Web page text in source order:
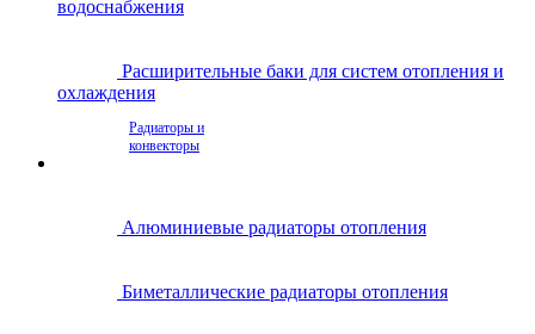
водоснабжения
Расширительные баки для систем отопления и
охлаждения
Радиаторы и
конвекторы
Алюминиевые радиаторы отопления
Биметаллические радиаторы отопления